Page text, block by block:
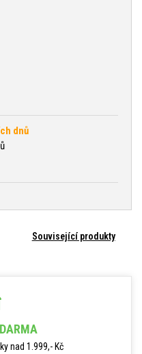
dnů
Související produkty
nad 1.999,- Kč